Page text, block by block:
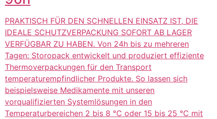
PRAKTISCH FÜR DEN SCHNELLEN EINSATZ IST, DIE
IDEALE SCHUTZVERPACKUNG SOFORT AB LAGER
VERFÜGBAR ZU HABEN. Von 24h bis zu mehreren
Tagen: Storopack entwickelt und produziert effiziente
Thermoverpackungen für den Transport
temperaturempfindlicher Produkte. So lassen sich
beispielsweise Medikamente mit unseren
vorqualifizierten Systemlösungen in den
Temperaturbereichen 2 bis 8 °C oder 15 bis 25 °C mit